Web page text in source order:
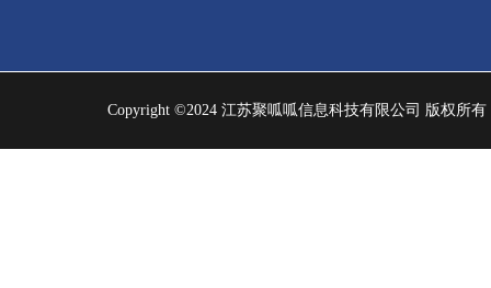
Copyright ©2024 江苏聚呱呱信息科技有限公司 版权所有